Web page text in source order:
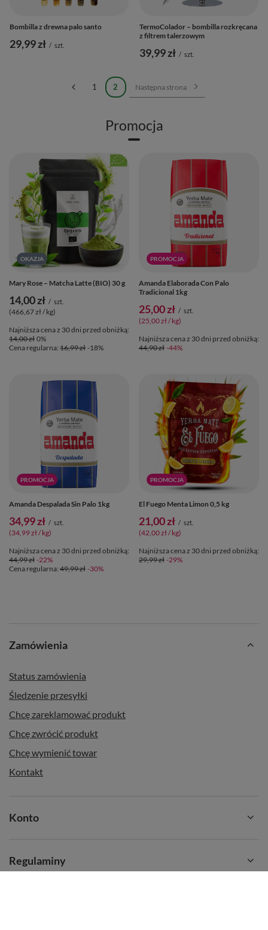
Bombilla z drewna palo santo
29,99 zł / szt.
TermoColador – bombilla rozkręcana
z filtrem talerzowym
39,99 zł / szt.
1 2 Następna strona
Promocja
OKAZJA
Mary Rose – Matcha Latte (BIO) 30 g
14,00 zł / szt.
(466,67 zł / kg)
Najniższa cena z 30 dni przed obniżką:
14,00 zł 0%
Cena regularna: 16,99 zł -18%
PROMOCJA
Amanda Elaborada Con Palo
Tradicional 1kg
25,00 zł / szt.
(25,00 zł / kg)
Najniższa cena z 30 dni przed obniżką:
44,90 zł -44%
PROMOCJA
Amanda Despalada Sin Palo 1kg
34,99 zł / szt.
(34,99 zł / kg)
Najniższa cena z 30 dni przed obniżką:
44,99 zł -22%
Cena regularna: 49,99 zł -30%
PROMOCJA
El Fuego Menta Limon 0,5 kg
21,00 zł / szt.
(42,00 zł / kg)
Najniższa cena z 30 dni przed obniżką:
29,99 zł -29%
Zamówienia
Status zamówienia
Śledzenie przesyłki
Chcę zareklamować produkt
Chcę zwrócić produkt
Chcę wymienić towar
Kontakt
Konto
Regulaminy